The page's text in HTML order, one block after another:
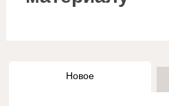
Новое